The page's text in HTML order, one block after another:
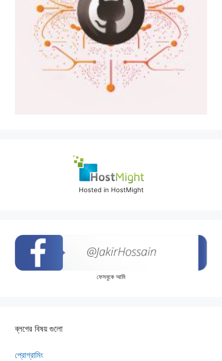
Hosted in HostMight
ফেসবুকে আমি
ব্লগের বিষয় গুলো
প্রোগ্রামিং